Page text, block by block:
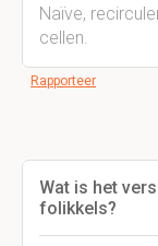
Naïve,
cellen.
Rapporteer
Wat is het
folikkels?